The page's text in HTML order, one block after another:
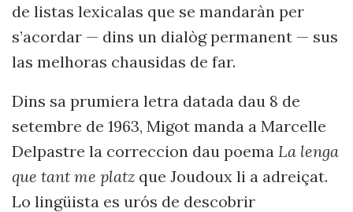
de listas lexicalas que se mandaràn per
s’acordar — dins un dialòg permanent — sus
las melhoras chausidas de far.
Dins sa prumiera letra datada dau 8 de
setembre de 1963, Migot manda a Marcelle
Delpastre la correccion dau poema La lenga
que tant me platz que Joudoux li a adreiçat.
Lo lingüista es urós de descobrir